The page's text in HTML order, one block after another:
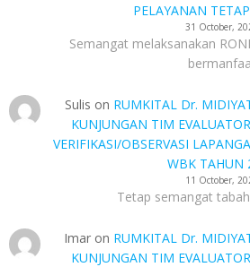
PELAYANAN
31 October,
Semangat melaksanakan
Sulis on RUMKITAL Dr.
KUNJUNGAN TIM
VERIFIKASI/OBSERVASI
WBK TAHUN
11 October,
Tetap semangat
Imar on RUMKITAL Dr.
KUNJUNGAN TIM